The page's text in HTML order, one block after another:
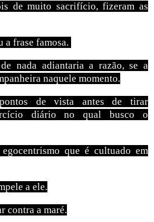
de muito sacrifício, fizeram as
a frase famosa.
nada adiantaria a razão, se a
naquele momento.
de vista antes de tirar
diário no qual busco o
que é cultuado em
a ele.
contra a maré.